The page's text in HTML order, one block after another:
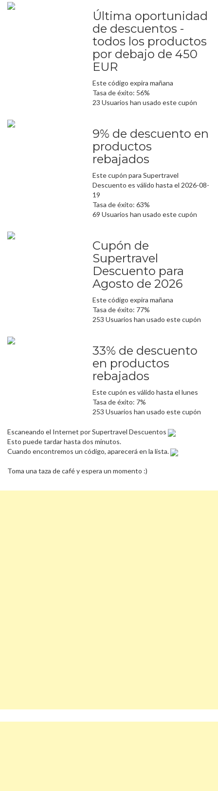
Última oportunidad
de descuentos -
todos los productos
por debajo de 450
EUR
Este código expira mañana
Tasa de éxito: 56%
23 Usuarios han usado este cupón
9% de descuento en
productos
rebajados
Este cupón para Supertravel
Descuento es válido hasta el 2026-08-
19
Tasa de éxito: 63%
69 Usuarios han usado este cupón
Cupón de
Supertravel
Descuento para
Agosto de 2026
Este código expira mañana
Tasa de éxito: 77%
253 Usuarios han usado este cupón
33% de descuento
en productos
rebajados
Este cupón es válido hasta el lunes
Tasa de éxito: 7%
253 Usuarios han usado este cupón
Escaneando el Internet por Supertravel Descuentos
Esto puede tardar hasta dos minutos.
Cuando encontremos un código, aparecerá en la lista.
Toma una taza de café y espera un momento :)